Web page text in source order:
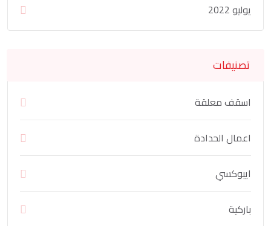
يوليو 2022
تصنيفات
اسقف معلقة
اعمال الحدادة
ايبوكسي
باركية